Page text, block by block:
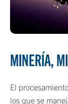
MINERÍA,
El
los que se